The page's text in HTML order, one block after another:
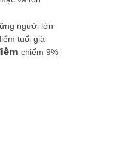
người lớn
tuổi già
chiếm 9%